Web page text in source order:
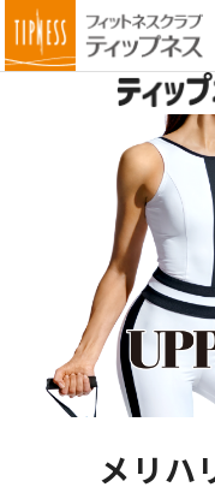
メリハ